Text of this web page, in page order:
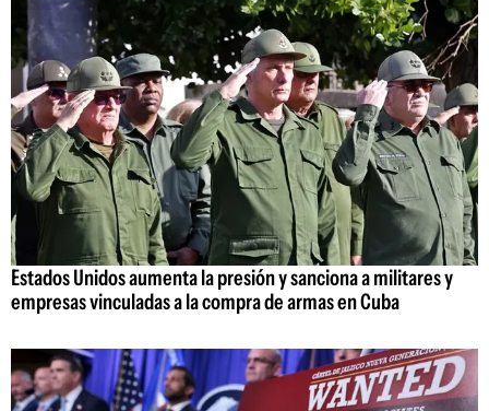
Estados Unidos aumenta la presión y sanciona a militares y
empresas vinculadas a la compra de armas en Cuba